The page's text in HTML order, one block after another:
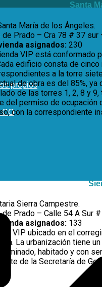
propios
CO
Santa
María de los Ángeles.
Prado – Cra 78 # 37 sur
asignados: 230
VIP está conformado
edificio consta de
a la torre
de obra es del 85%,
de las torres 1, 2, 8 y
del permiso de
con la correspondiente
Sierra Campestre.
Prado – Calle 54 A Sur #
asignados: 133
VIP ubicado en el
La urbanización tiene
habitado y con
de la Secretaría de